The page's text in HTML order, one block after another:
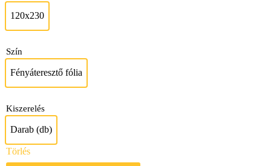
120x230
120x230
Szín
Fényáteresztő fólia
Fényáteresztő fólia
Kiszerelés
Darab (db)
Darab (db)
Törlés